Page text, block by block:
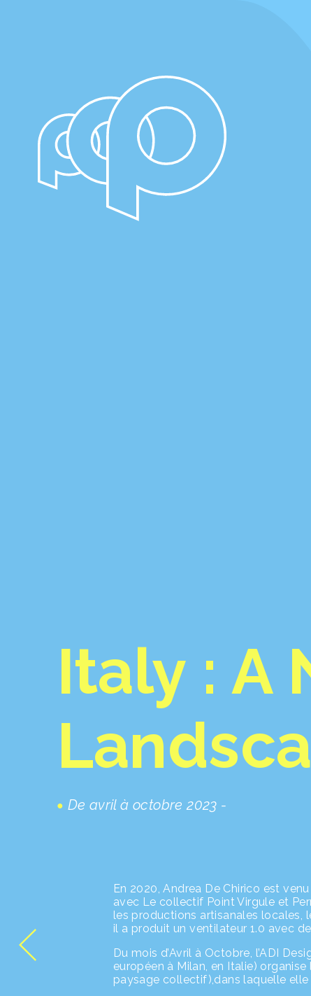
Italy : A
De avril à octobre 2023 -
En 2020, Andrea De Chirico est
avec Le collectif Point Virgule et
les productions artisanales locales,
il a produit un ventilateur 1.0 avec
Du mois d’Avril à Octobre, l’ADI
européen à Milan, en Italie) organise
paysage collectif),dans laquelle